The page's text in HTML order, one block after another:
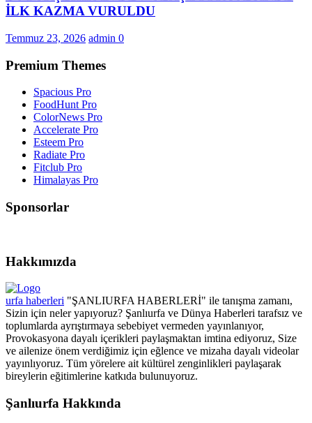
İLK KAZMA VURULDU
Temmuz 23, 2026 admin 0
Premium Themes
Spacious Pro
FoodHunt Pro
ColorNews Pro
Accelerate Pro
Esteem Pro
Radiate Pro
Fitclub Pro
Himalayas Pro
Sponsorlar
Hakkımızda
urfa haberleri "ŞANLIURFA HABERLERİ" ile tanışma zamanı,
Sizin için neler yapıyoruz? Şanlıurfa ve Dünya Haberleri tarafsız ve
toplumlarda ayrıştırmaya sebebiyet vermeden yayınlanıyor,
Provokasyona dayalı içerikleri paylaşmaktan imtina ediyoruz, Size
ve ailenize önem verdiğimiz için eğlence ve mizaha dayalı videolar
yayınlıyoruz. Tüm yörelere ait kültürel zenginlikleri paylaşarak
bireylerin eğitimlerine katkıda bulunuyoruz.
Şanlıurfa Hakkında